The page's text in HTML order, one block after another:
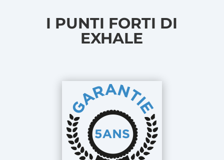
I PUNTI FORTI DI
EXHALE